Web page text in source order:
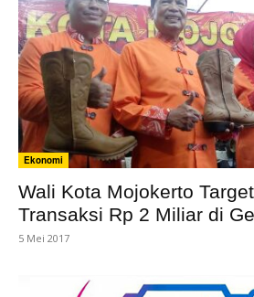
Ekonomi
Wali Kota Mojokerto
Transaksi Rp 2 Miliar di
5 Mei 2017